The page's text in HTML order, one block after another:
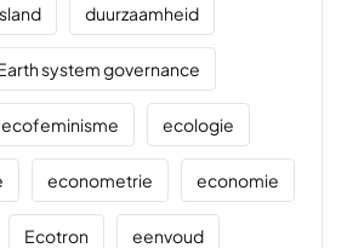
duurzaamheid
system governance
ecofeminisme ecologie
econometrie economie
Ecotron eenvoud